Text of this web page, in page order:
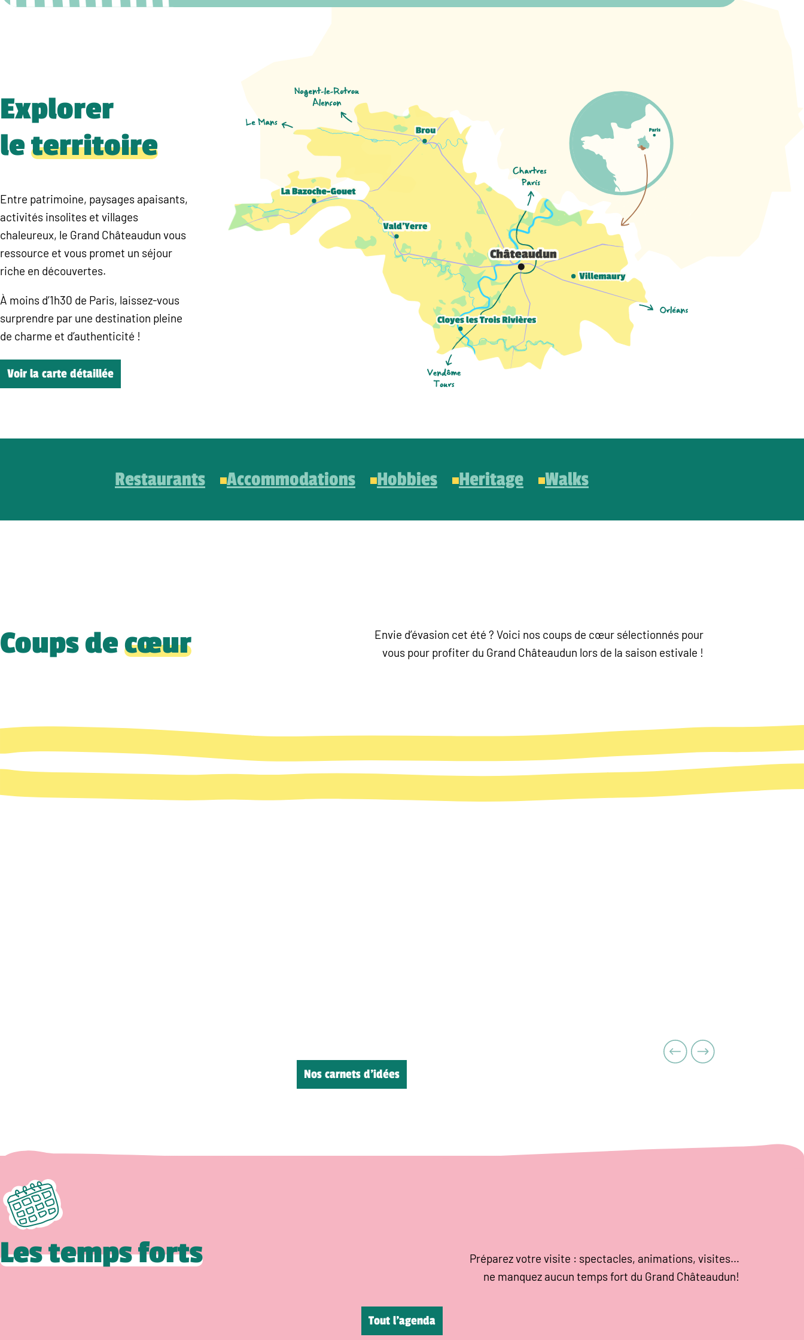
Explorer
leterritoire
Entre patrimoine, paysages apaisants,
activités insolites et villages
chaleureux, le Grand Châteaudun vous
ressource et vous promet un séjour
riche en découvertes.
À moins d’1h30 de Paris, laissez-vous
surprendre par une destination pleine
de charme et d’authenticité !
Voir la carte détaillée
Restaurants Accommodations Hobbies Heritage Walks
Coups decœur
Envie d’évasion cet été ? Voici nos coups de cœur sélectionnés pour
vous pour profiter du Grand Châteaudun lors de la saison estivale !
Nos carnets d’idées
Les temps forts
Préparez votre visite : spectacles, animations, visites…
ne manquez aucun temps fort du Grand Châteaudun!
Tout l’agenda